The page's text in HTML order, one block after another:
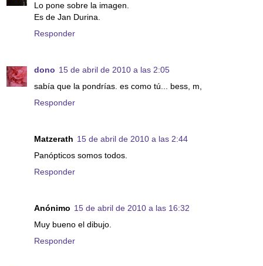
Lo pone sobre la imagen.
Es de Jan Durina.
Responder
dono 15 de abril de 2010 a las 2:05
sabía que la pondrías. es como tú... bess, m,
Responder
Matzerath 15 de abril de 2010 a las 2:44
Panópticos somos todos.
Responder
Anónimo 15 de abril de 2010 a las 16:32
Muy bueno el dibujo.
Responder